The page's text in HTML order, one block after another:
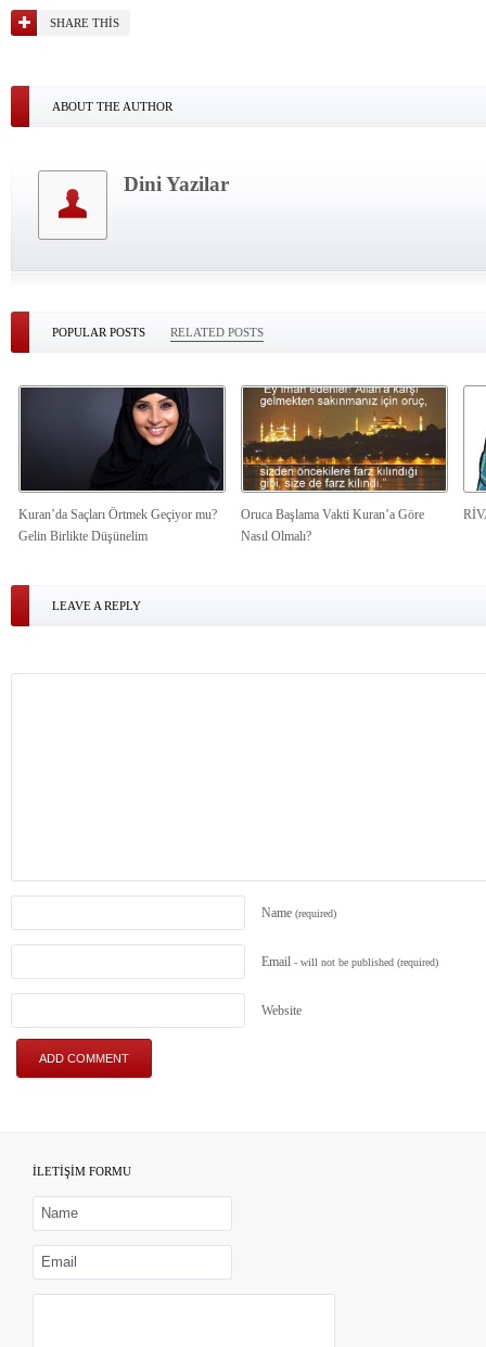
SHARE THIS
ABOUT THE AUTHOR
Dini Yazilar
POPULAR POSTS RELATED POSTS
Kuran’da Saçları Örtmek Geçiyor mu?
Gelin Birlikte Düşünelim
Oruca Başlama Vakti Kuran’a Göre
Nasıl Olmalı?
LEAVE A REPLY
Name (required)
Email - will not be published (required)
Website
İLETİŞİM FORMU